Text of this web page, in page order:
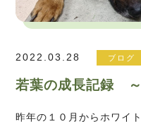
2022.03.28 ブログ
若葉の成長記録
昨年の１０月からホワイ